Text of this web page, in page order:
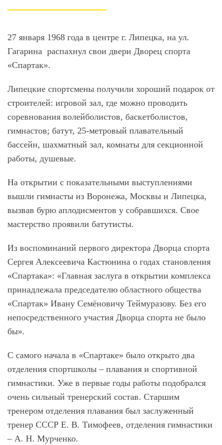
27 января 1968 года в центре г. Липецка, на ул.
Гагарина распахнул свои двери Дворец спорта
«Спартак».
Липецкие спортсмены получили хороший подарок от
строителей: игровой зал, где можно проводить
соревнования волейболистов, баскетболистов,
гимнастов; батут, 25-метровый плавательный
бассейн, шахматный зал, комнаты для секционной
работы, душевые.
На открытии с показательными выступлениями
вышли гимнасты из Воронежа, Москвы и Липецка,
вызвав бурю аплодисментов у собравшихся. Свое
мастерство проявили батутисты.
Из воспоминаний первого директора Дворца спорта
Сергея Алексеевича Кастюнина о годах становления
«Спартака»: «Главная заслуга в открытии комплекса
принадлежала председателю областного общества
«Спартак» Ивану Семёновичу Теймуразову. Без его
непосредственного участия Дворца спорта не было
бы».
С самого начала в «Спартаке» было открыто два
отделения спортшколы – плавания и спортивной
гимнастики. Уже в первые годы работы подобрался
очень сильный тренерский состав. Старшим
тренером отделения плавания был заслуженный
тренер СССР Е. В. Тимофеев, отделения гимнастики
– А. Н. Мурченко.